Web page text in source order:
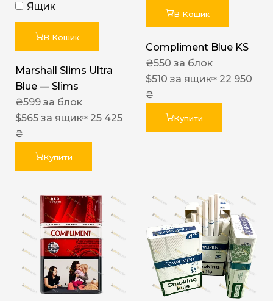
Ящик
В Кошик
Marshall Slims Ultra
Blue — Slims
₴599 за блок
$565 за ящик≈ 25 425
₴
Купити
В Кошик
Compliment Blue KS
₴550 за блок
$510 за ящик≈ 22 950
₴
Купити